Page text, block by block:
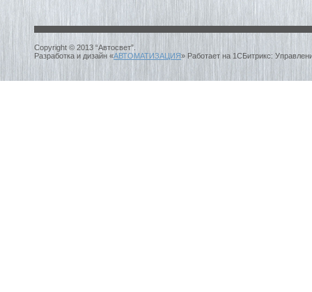
Copyright © 2013 “Автосвет”.
Разработка и дизайн «АВТОМАТИЗАЦИЯ» Работает на 1СБитрикс: